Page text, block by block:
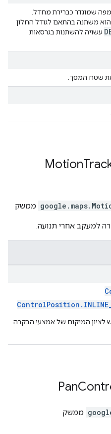
שמוגדר כברירת מחדל.
הוא משתנה בהתאם לגודל החלון
עשויה להשתנות בגרסאות
את שטח המסך.
Motion
google.maps. ממשק
למעקב אחרי תנועה.
לציון המיקום של אמצעי הבקרה
Pan
ממשק